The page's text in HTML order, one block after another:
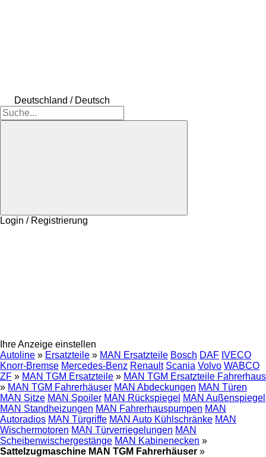
Deutschland / Deutsch
Login / Registrierung
Ihre Anzeige einstellen
Autoline » Ersatzteile » MAN Ersatzteile Bosch DAF IVECO
Knorr-Bremse Mercedes-Benz Renault Scania Volvo WABCO
ZF » MAN TGM Ersatzteile » MAN TGM Ersatzteile Fahrerhaus
» MAN TGM Fahrerhäuser MAN Abdeckungen MAN Türen
MAN Sitze MAN Spoiler MAN Rückspiegel MAN Außenspiegel
MAN Standheizungen MAN Fahrerhauspumpen MAN
Autoradios MAN Türgriffe MAN Auto Kühlschränke MAN
Wischermotoren MAN Türverriegelungen MAN
Scheibenwischergestänge MAN Kabinenecken »
Sattelzugmaschine MAN TGM Fahrerhäuser »